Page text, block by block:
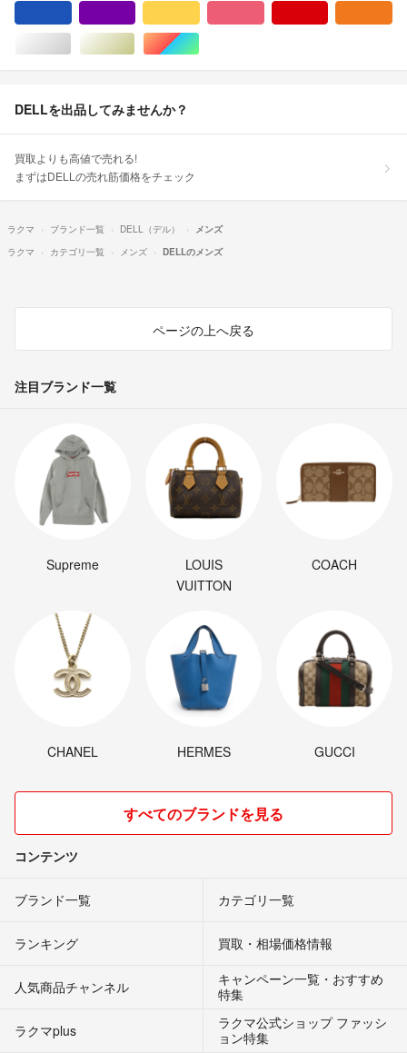
シルバー/銀色系ゴールド/金色系マルチカラー
DELLを出品してみませんか？
買取よりも高値で売れる!
まずはDELLの売れ筋価格をチェック
ラクマ ブランド一覧 DELL（デル）
メンズ
ラクマ
カテゴリ一覧 メンズ DELLのメンズ
ページの上へ戻る
注目ブランド一覧
Supreme
LOUIS
VUITTON
COACH
CHANEL HERMES GUCCI
すべてのブランドを見る
コンテンツ
ブランド一覧 カテゴリ一覧
ランキング 買取・相場価格情報
人気商品チャンネル
キャンペーン一覧・おすすめ
特集
ラクマplus
ラクマ公式ショップ ファッシ
ョン特集